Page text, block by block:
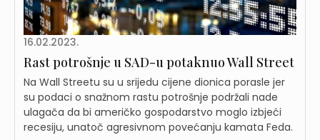
16.02.2023.
Rast potrošnje u SAD-u potaknuo Wall Street
Na Wall Streetu su u srijedu cijene dionica porasle jer
su podaci o snažnom rastu potrošnje podržali nade
ulagača da bi američko gospodarstvo moglo izbjeći
recesiju, unatoč agresivnom povećanju kamata Feda.